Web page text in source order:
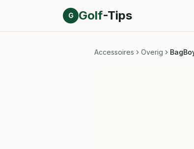
Direct naar inhoud
G Golf-Tips
Accessoires Overig